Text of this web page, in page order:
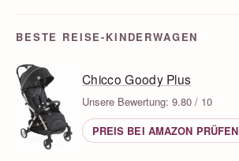
BESTE REISE-KINDERWAGEN
Chicco Goody Plus
Unsere Bewertung: 9.80 / 10
PREIS BEI AMAZON PRÜFEN